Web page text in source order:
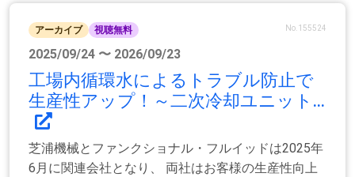
アーカイブ 視聴無料 No.155524
2025/09/24 〜 2026/09/23
工場内循環水によるトラブル防止で
生産性アップ！～二次冷却ユニット...
芝浦機械とファンクショナル・フルイッドは2025年
6月に関連会社となり、 両社はお客様の生産性向上